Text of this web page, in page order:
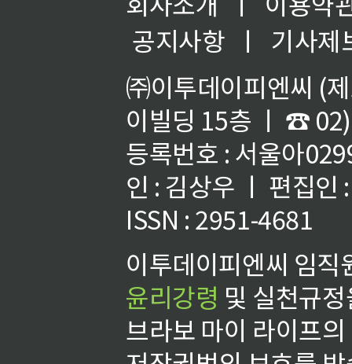
공지사항
ㅣ
기사제
㈜이투데이피엔씨 (
이빌딩 15층 ㅣ ☎
등록번호 : 서울아
인 : 김상우 ㅣ 편집인
ISSN : 2951-4681
이투데이피엔씨 임
윤리강령 및 실천규
브라보 마이 라이프